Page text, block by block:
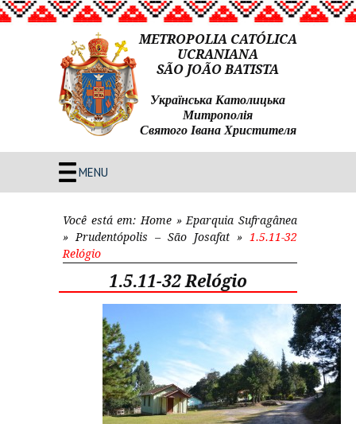
METROPOLIA CATÓLICA
UCRANIANA
SÃO JOÃO BATISTA
Українська Католицька
Митрополія
Святого Івана Христителя
MENU
Você está em: Home » Eparquia Sufragânea
» Prudentópolis – São Josafat » 1.5.11-32
Relógio
1.5.11-32 Relógio